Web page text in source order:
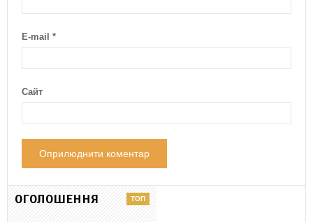
E-mail *
Сайт
ОГОЛОШЕННЯ